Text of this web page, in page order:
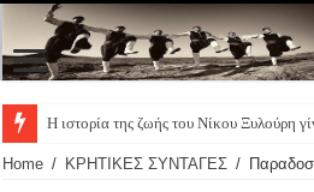
Η ιστορία της ζωής του Νίκου Ξυλούρη
Home / ΚΡΗΤΙΚΕΣ ΣΥΝΤΑΓΕΣ /